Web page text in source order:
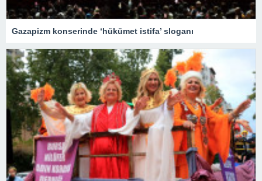
Gazapizm konserinde ‘hükümet istifa’ sloganı